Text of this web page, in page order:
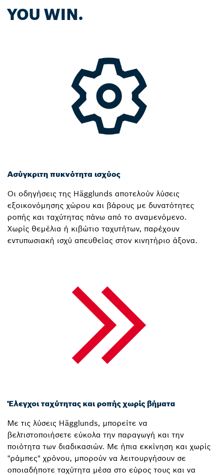
YOU WIN.
Ασύγκριτη πυκνότητα ισχύος
Οι οδηγήσεις της Hägglunds αποτελούν λύσεις
εξοικονόμησης χώρου και βάρους με δυνατότητες
ροπής και ταχύτητας πάνω από το αναμενόμενο.
Χωρίς θεμέλια ή κιβώτιο ταχυτήτων, παρέχουν
εντυπωσιακή ισχύ απευθείας στον κινητήριο άξονα.
Έλεγχοι ταχύτητας και ροπής χωρίς βήματα
Με τις λύσεις Hägglunds, μπορείτε να
βελτιστοποιήσετε εύκολα την παραγωγή και την
ποιότητα των διαδικασιών. Με ήπια εκκίνηση και χωρίς
"ράμπες" χρόνου, μπορούν να λειτουργήσουν σε
οποιαδήποτε ταχύτητα μέσα στο εύρος τους και να